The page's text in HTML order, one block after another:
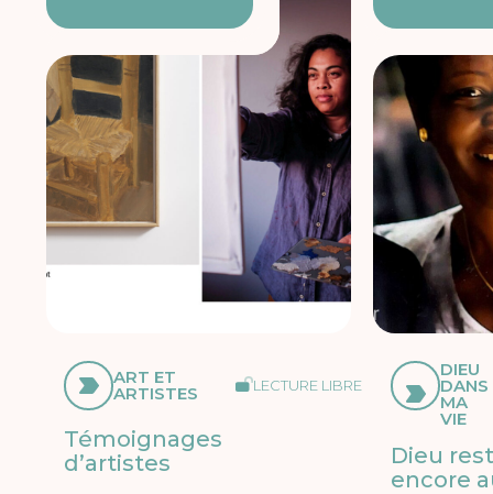
ART ET
ARTISTES LECTURE LIBRE
Témoignages
d’artistes
DIEU
DANS
MA
VIE
Dieu
encore